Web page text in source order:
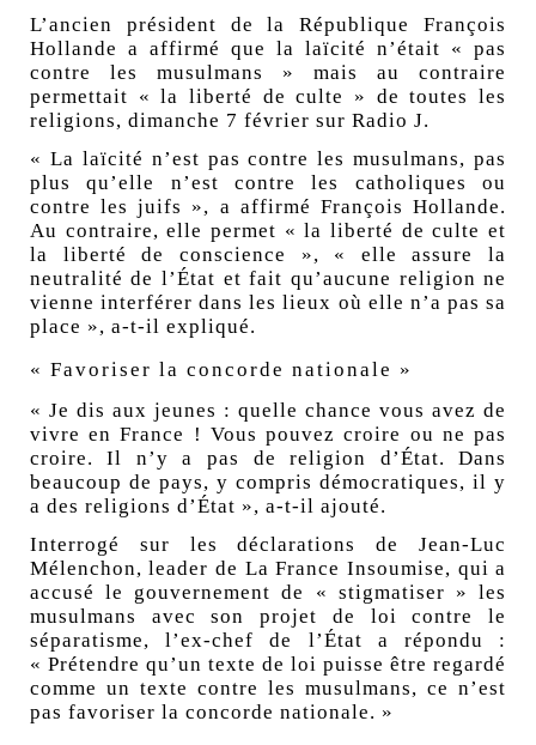
L’ancien président de la RépubliqueFrançois
Hollande a affirmé que la laïcité n’était « pas
contre les musulmans » mais au contraire
permettait « la liberté de culte » de toutes les
religions, dimanche 7 février sur Radio J.
« La laïcité n’est pas contre les musulmans, pas
plus qu’elle n’est contre les catholiques ou
contre les juifs », a affirmé François Hollande.
Au contraire, elle permet « la liberté de culte et
la liberté de conscience », « elle assure la
neutralité de l’État et fait qu’aucune religion ne
vienne interférer dans les lieux où elle n’a pas sa
place », a-t-il expliqué.
« Favoriser la concorde nationale »
« Je dis aux jeunes : quelle chance vous avez de
vivre en France ! Vous pouvez croire ou ne pas
croire. Il n’y a pas de religion d’État. Dans
beaucoup de pays, y compris démocratiques, il y
a des religions d’État », a-t-il ajouté.
Interrogé sur les déclarations de Jean-Luc
Mélenchon, leader de LaFrance Insoumise, qui a
accusé le gouvernement de « stigmatiser » les
musulmans avec son projet de loi contre le
séparatisme, l’ex-chef de l’État a répondu :
« Prétendre qu’un texte de loi puisse être regardé
comme un texte contre les musulmans, ce n’est
pas favoriser la concorde nationale. »